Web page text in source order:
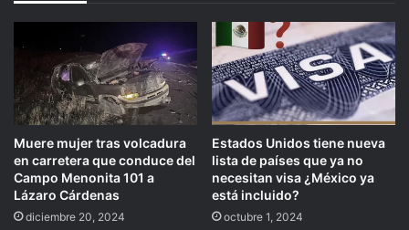
Muere mujer tras volcadura
en carretera que conduce del
Campo Menonita 101 a
Lázaro Cárdenas
diciembre 20, 2024
Estados Unidos tiene nueva
lista de países que ya no
necesitan visa ¿México ya
está incluido?
octubre 1, 2024